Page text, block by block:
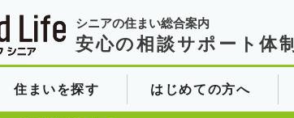
シニアの住まい総合案内
安心の相談サポート体制
住まいを探す はじめての方へ